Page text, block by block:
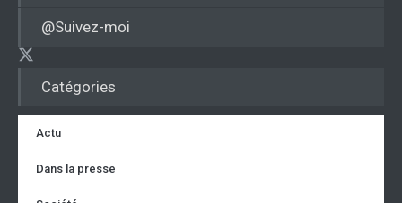
Catégories
Actu
Dans la presse
@Suivez-moi